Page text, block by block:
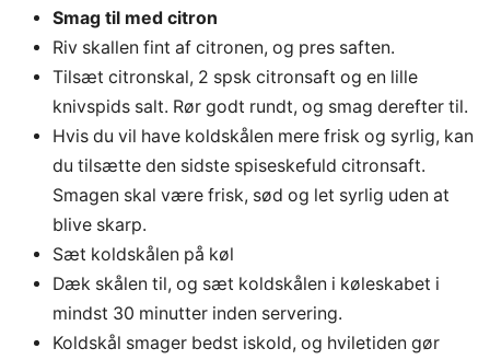
Smag til med citron
Riv skallen fint af citronen, og pres saften.
Tilsæt citronskal, 2 spsk citronsaft og en lille
knivspids salt. Rør godt rundt, og smag derefter til.
Hvis du vil have koldskålen mere frisk og syrlig, kan
du tilsætte den sidste spiseskefuld citronsaft.
Smagen skal være frisk, sød og let syrlig uden at
blive skarp.
Sæt koldskålen på køl
Dæk skålen til, og sæt koldskålen i køleskabet i
mindst 30 minutter inden servering.
Koldskål smager bedst iskold, og hviletiden gør